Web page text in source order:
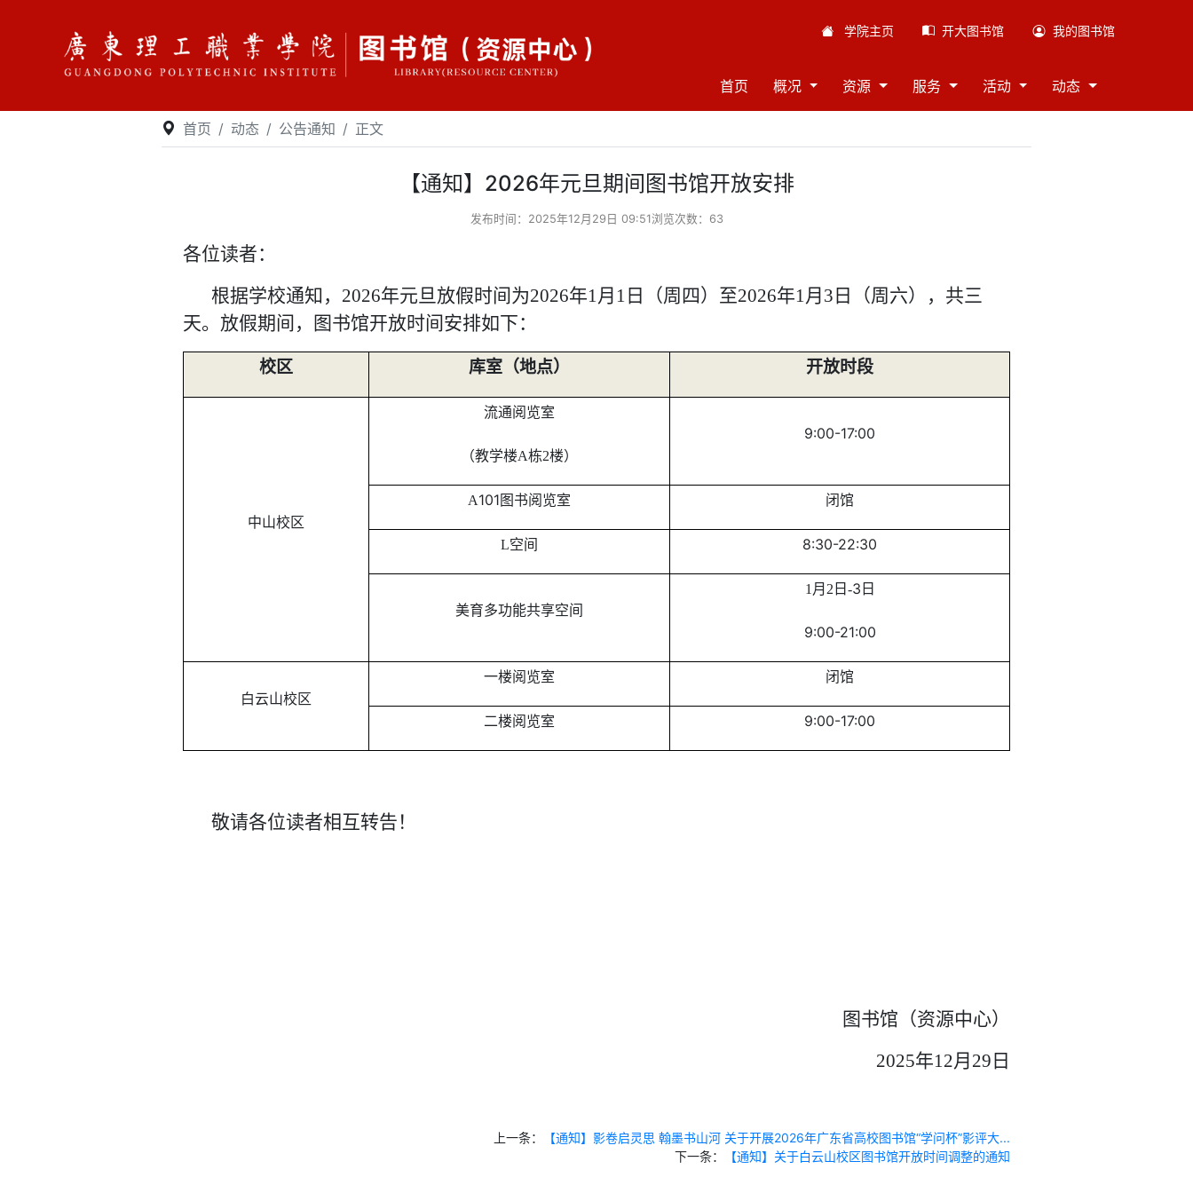
学院主页 开大图书馆 我的图书馆
首页(current)
概况 资源 服务 活动 动态
首页 动态 公告通知 正文
【通知】2026年元旦期间图书馆开放安排
发布时间：2025年12月29日 09:51浏览次数： 63
各位读者：
根据学校通知， 2026年元旦放假时间为2026年1月1日（周四）至2026年1月3日（周六），共三
天。放假期间，图书馆开放时间安排如下：
校区 库室（地点） 开放时段
中山校区
流通阅览室
（教学楼A栋2楼）
9:00-17:00
A101 图书阅览室 闭馆
L空间 8:30-22:30
美育多功能共享空间
1月2日-3 日
9:00-21:00
白云山校区
一楼阅览室 闭馆
二楼阅览室 9:00-17:00
敬请各位读者相互转告！
图书馆（资源中心）
2025年12月29日
上一条：
【通知】影卷启灵思 翰墨书山河 关于开展2026年广东省高校图书馆“学问杯”影评大...
下一条：
【通知】关于白云山校区图书馆开放时间调整的通知